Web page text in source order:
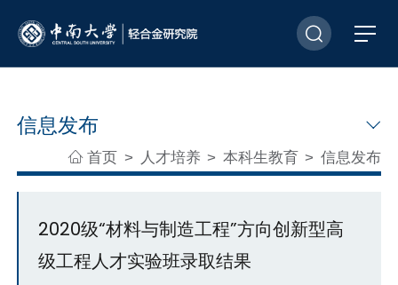
信息发布
首页 > 人才培养 > 本科生教育 > 信息发布
2020级“材料与制造工程”方向创新型高
级工程人才实验班录取结果